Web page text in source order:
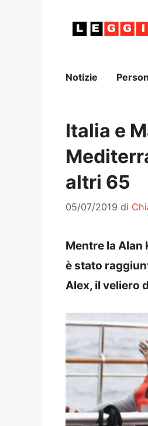
Notizie
Italia e
altri 65
05/07/2019 di
Mentre la Alan
è stato
Alex, il veliero